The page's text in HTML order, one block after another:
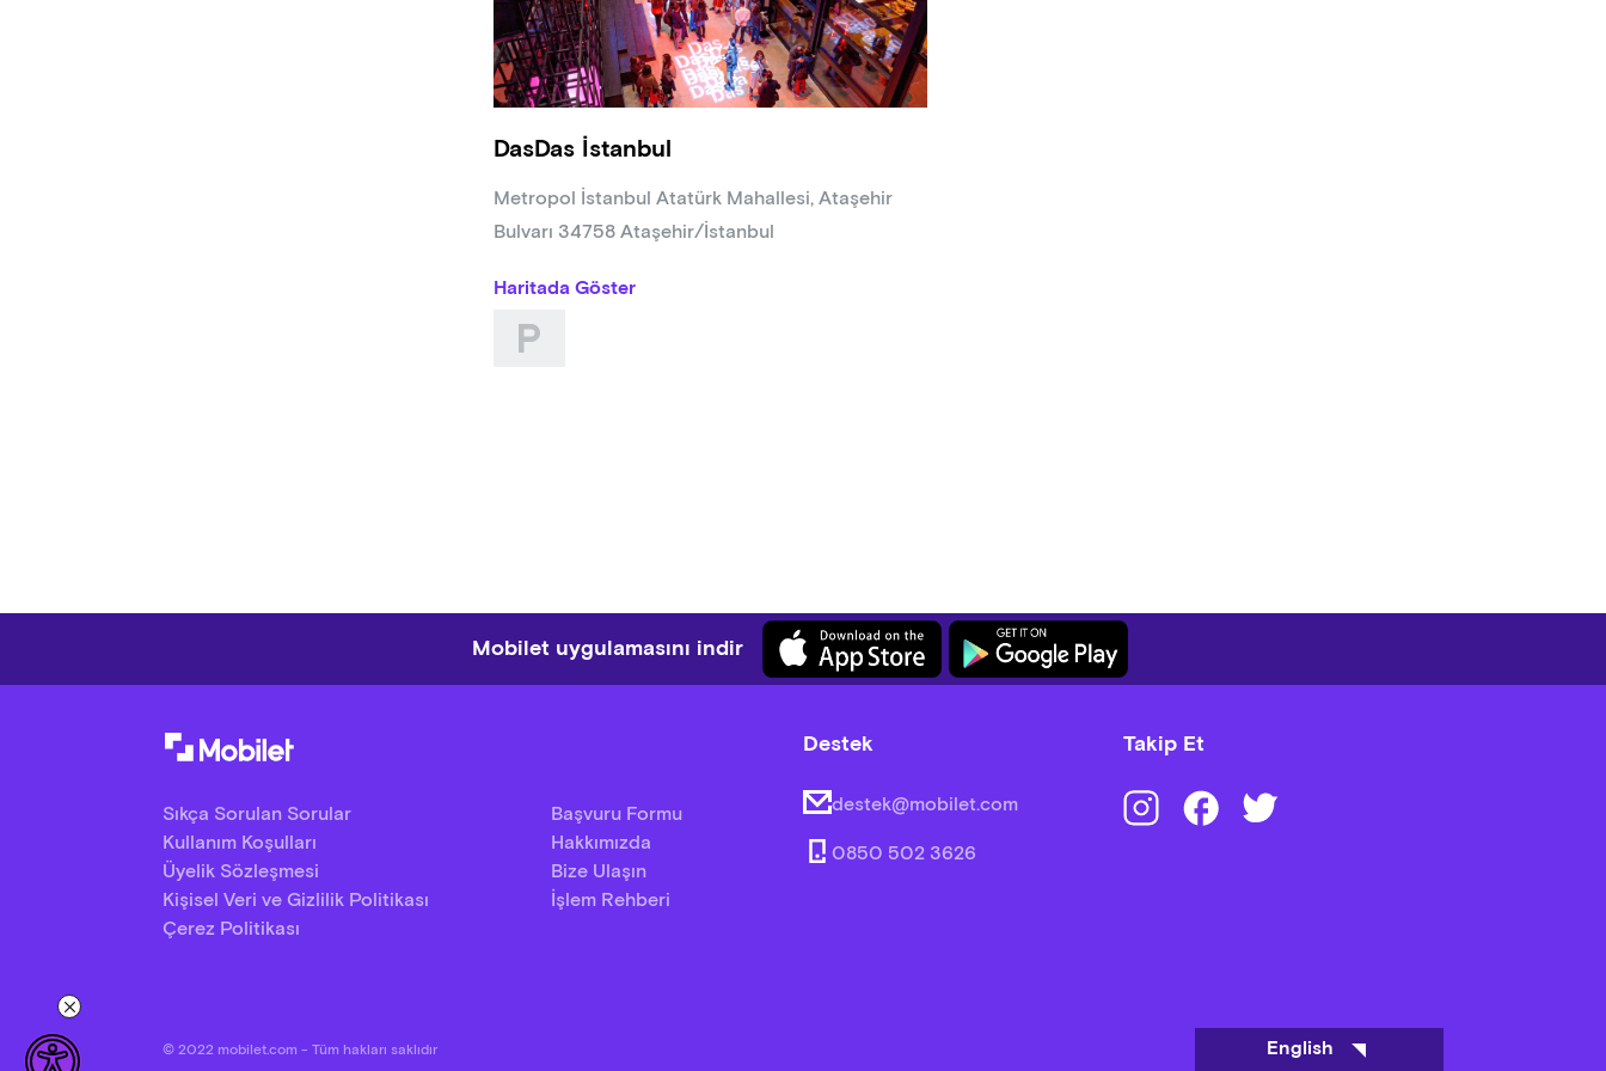
Müzik: Şahin Kureta
Yapımcı: Şermin Ekinci
Yürütücü Yapımcı: Sercan Apak
Organizasyon : YSM Yapim
Afiş Tasarımı: Ayşe Zeynep Satıcı, Hüseyin Demirkan
Işık Teknisyeni: Özgür Karaböcek
Prodüksiyon Asistanı: Enis Aksoy
DasDas İstanbul
Metropol İstanbul Atatürk Mahallesi, Ataşehir
Bulvarı 34758 Ataşehir/İstanbul
Haritada Göster
Mobilet uygulamasını indir
Sıkça Sorulan Sorular
Kullanım Koşulları
Üyelik Sözleşmesi
Kişisel Veri ve Gizlilik Politikası
Çerez Politikası
Başvuru Formu
Hakkımızda
Bize Ulaşın
İşlem Rehberi
Destek
destek@mobilet.com
0850 502 3626
Takip Et
© 2022 mobilet.com - Tüm hakları saklıdır English